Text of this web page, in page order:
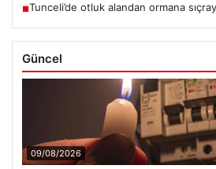
■Tunceli’de otluk alandan ormana
Güncel
09/08/2026